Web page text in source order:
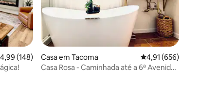
média de 4,99 em 5 estrelas, 148avaliações
4,99 (148)
Casa em Tacoma Classificação média
4,91 (656)
Casa Rosa - Caminhada até a 6ª Avenida